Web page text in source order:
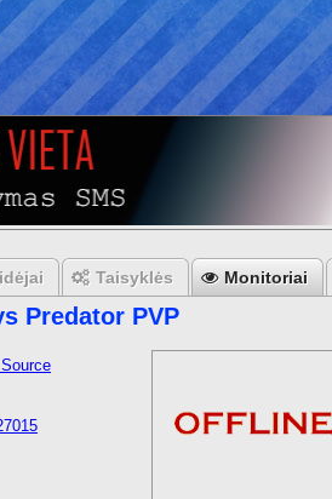
Taisyklės Monitoriai
Predator PVP